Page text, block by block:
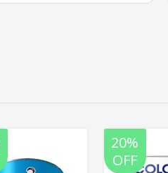
20%
OFF